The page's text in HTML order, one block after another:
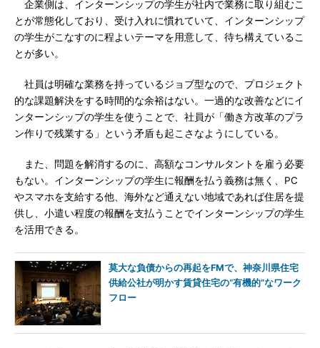
企業側は、インターンシップの学生が社内で業務に取り組むこ
とが常態化しており、受け入れに慣れていて、インターンシップ
の学生がこなすのに程よいテーマを用意して、待ち構えているこ
とが多い。
社員は明確な業務を持っているジョブ型なので、プロジェクト
的な課題解決をする時間的な余裕はない。一過的な改善などにイ
ンターンシップの学生を使うことで、社員が「働き方改革のプラ
ン作りで残業する」という矛盾も起こさなようにしている。
また、問題を解消するのに、高額なコンサルタントを雇う必要
もない。インターンシップの学生に報酬を払う義務は無く、PC
やスマホを支給する他、海外など通えない地域であれば住居を提
供し、小遣い程度の報酬を支払うことでインターンシップの学生
を活用できる。
莫大な負債からの再起をFMで、神奈川県住宅
供給公社が明かす賃貸住宅の“有機的”なワーク
フロー